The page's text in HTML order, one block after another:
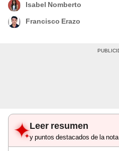
Isabel Nomberto
Francisco Erazo
Leer resumen
y puntos destacados de la